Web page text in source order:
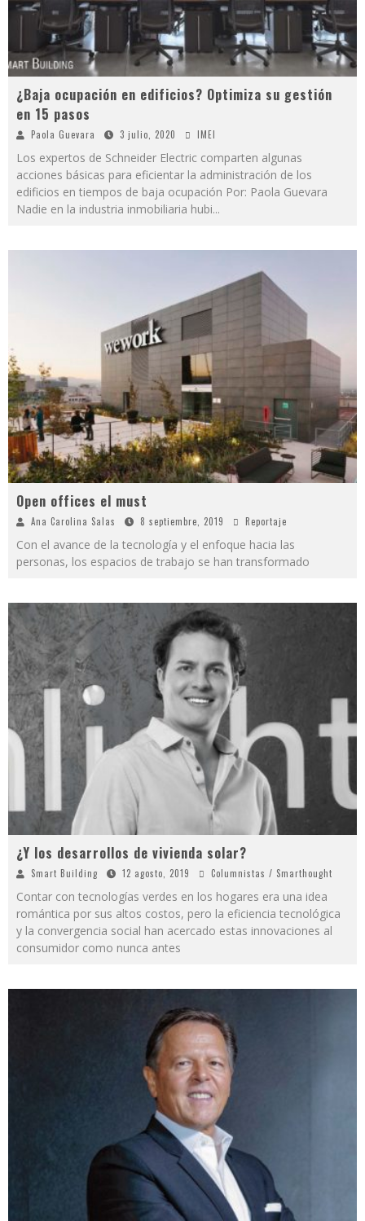
¿Baja ocupación en edificios? Optimiza su gestión
en 15 pasos
Paola Guevara 3 julio, 2020 IMEI
Los expertos de Schneider Electric comparten algunas
acciones básicas para eficientar la administración de los
edificios en tiempos de baja ocupación Por: Paola Guevara
Nadie en la industria inmobiliaria hubi...
Open offices el must
Ana Carolina Salas 8 septiembre, 2019 Reportaje
Con el avance de la tecnología y el enfoque hacia las
personas, los espacios de trabajo se han transformado
¿Y los desarrollos de vivienda solar?
Smart Building 12 agosto, 2019 Columnistas / Smarthought
Contar con tecnologías verdes en los hogares era una idea
romántica por sus altos costos, pero la eficiencia tecnológica
y la convergencia social han acercado estas innovaciones al
consumidor como nunca antes